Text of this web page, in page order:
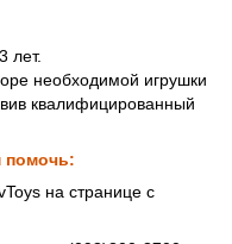
лет.
необходимой игрушки
квалифицированный
на странице с